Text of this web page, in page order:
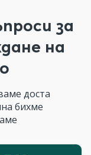
за
на
доста
бихме